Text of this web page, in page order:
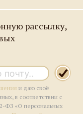
рассылку,
и даю своё
в соответствии с
ФЗ «О персональных